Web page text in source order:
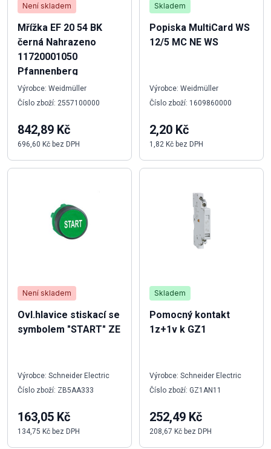
Není skladem
Mřížka EF 20 54 BK
černá Nahrazeno
11720001050
Pfannenberg
Výrobce: Weidmüller
Číslo zboží: 2557100000
842,89 Kč
696,60 Kč bez DPH
Není skladem
Ovl.hlavice stiskací se
symbolem "START" ZE
Výrobce: Schneider Electric
Číslo zboží: ZB5AA333
163,05 Kč
134,75 Kč bez DPH
Skladem
Popiska MultiCard WS
12/5 MC NE WS
Výrobce: Weidmüller
Číslo zboží: 1609860000
2,20 Kč
1,82 Kč bez DPH
Skladem
Pomocný kontakt
1z+1v k GZ1
Výrobce: Schneider Electric
Číslo zboží: GZ1AN11
252,49 Kč
208,67 Kč bez DPH